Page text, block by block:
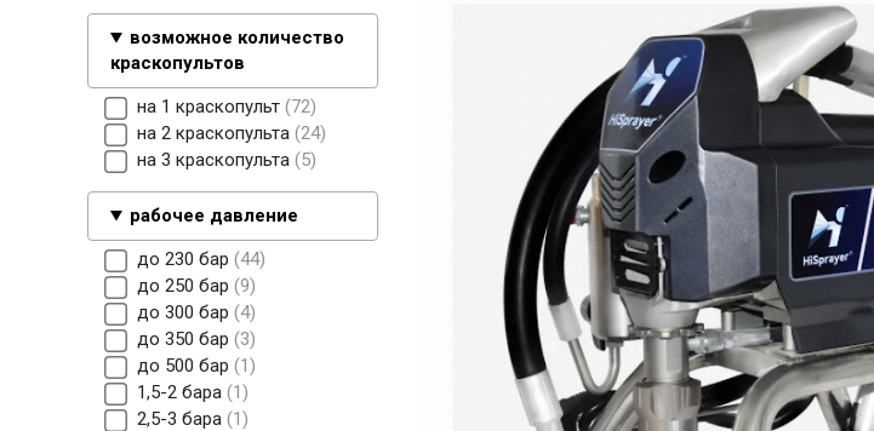
возможное количество
краскопультов
на 1 краскопульт 72
на 2 краскопульта 24
на 3 краскопульта 5
рабочее давление
до 230 бар 44
до 250 бар 9
до 300 бар 4
до 350 бар
3
до 500 бар
1
1,5-2 бара 1
2,5-3 бара 1